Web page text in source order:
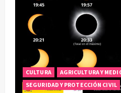
CULTURA
AGRICULTURA Y
SEGURIDAD Y PROTECCIÓN CIVIL